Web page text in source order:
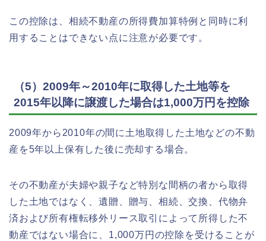
この控除は、相続不動産の所得費加算特例と同時に利
用することはできない点に注意が必要です。
（5）2009年～2010年に取得した土地等を
2015年以降に譲渡した場合は1,000万円を控除
2009年から2010年の間に土地取得した土地などの不動
産を5年以上保有した後に売却する場合。
その不動産が夫婦や親子など特別な間柄の者から取得
した土地ではなく、遺贈、贈与、相続、交換、代物弁
済および所有権転移外リース取引によって所得した不
動産ではない場合に、1,000万円の控除を受けることが